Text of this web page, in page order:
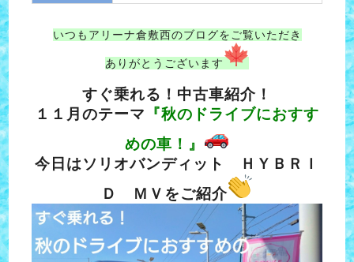
いつもアリーナ倉敷西のブログをご覧いただき
ありがとうございます
すぐ乗れる！中古車紹介！
１１月のテーマ 『秋のドライブにおすす
めの車！ 』
今日はソリオバンディット ＨＹＢＲＩ
Ｄ ＭＶをご紹介